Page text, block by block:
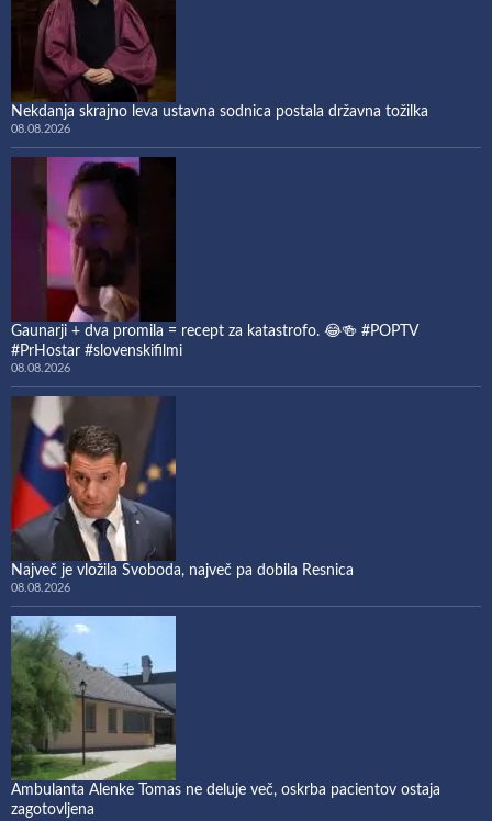
Nekdanja skrajno leva ustavna sodnica postala državna tožilka
08.08.2026
Gaunarji + dva promila = recept za katastrofo. 😂🍻 #POPTV
#PrHostar #slovenskifilmi
08.08.2026
Največ je vložila Svoboda, največ pa dobila Resnica
08.08.2026
Ambulanta Alenke Tomas ne deluje več, oskrba pacientov ostaja
zagotovljena